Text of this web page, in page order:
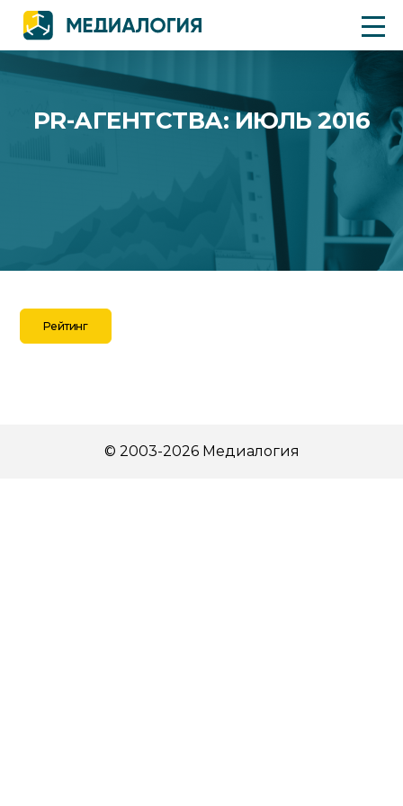
PR-АГЕНТСТВА: ИЮЛЬ 2016
Рейтинг
© 2003-2026 Медиалогия